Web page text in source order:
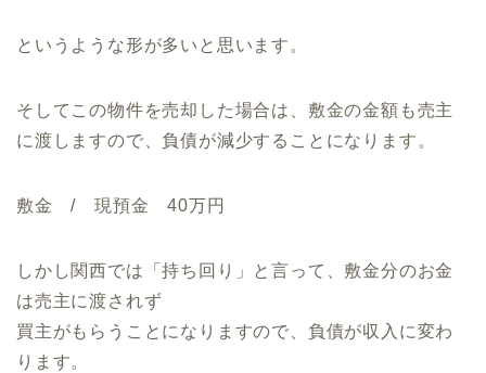
というような形が多いと思います。
そしてこの物件を売却した場合は、敷金の金額も売主
に渡しますので、負債が減少することになります。
敷金 / 現預金 40万円
しかし関西では「持ち回り」と言って、敷金分のお金
は売主に渡されず
買主がもらうことになりますので、負債が収入に変わ
ります。